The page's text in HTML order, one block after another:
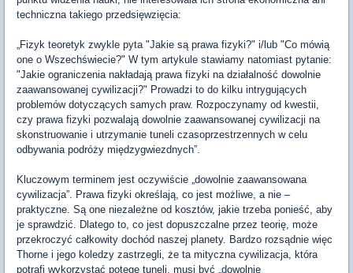
techniczna takiego przedsięwzięcia:
„Fizyk teoretyk zwykle pyta "Jakie są prawa fizyki?" i/lub "Co mówią
one o Wszechświecie?" W tym artykule stawiamy natomiast pytanie:
"Jakie ograniczenia nakładają prawa fizyki na działalność dowolnie
zaawansowanej cywilizacji?" Prowadzi to do kilku intrygujących
problemów dotyczących samych praw. Rozpoczynamy od kwestii,
czy prawa fizyki pozwalają dowolnie zaawansowanej cywilizacji na
skonstruowanie i utrzymanie tuneli czasoprzestrzennych w celu
odbywania podróży międzygwiezdnych”.
Kluczowym terminem jest oczywiście „dowolnie zaawansowana
cywilizacja”. Prawa fizyki określają, co jest możliwe, a nie –
praktyczne. Są one niezależne od kosztów, jakie trzeba ponieść, aby
je sprawdzić. Dlatego to, co jest dopuszczalne przez teorię, może
przekroczyć całkowity dochód naszej planety. Bardzo rozsądnie więc
Thorne i jego koledzy zastrzegli, że ta mityczna cywilizacja, która
potrafi wykorzystać potęgę tuneli, musi być „dowolnie